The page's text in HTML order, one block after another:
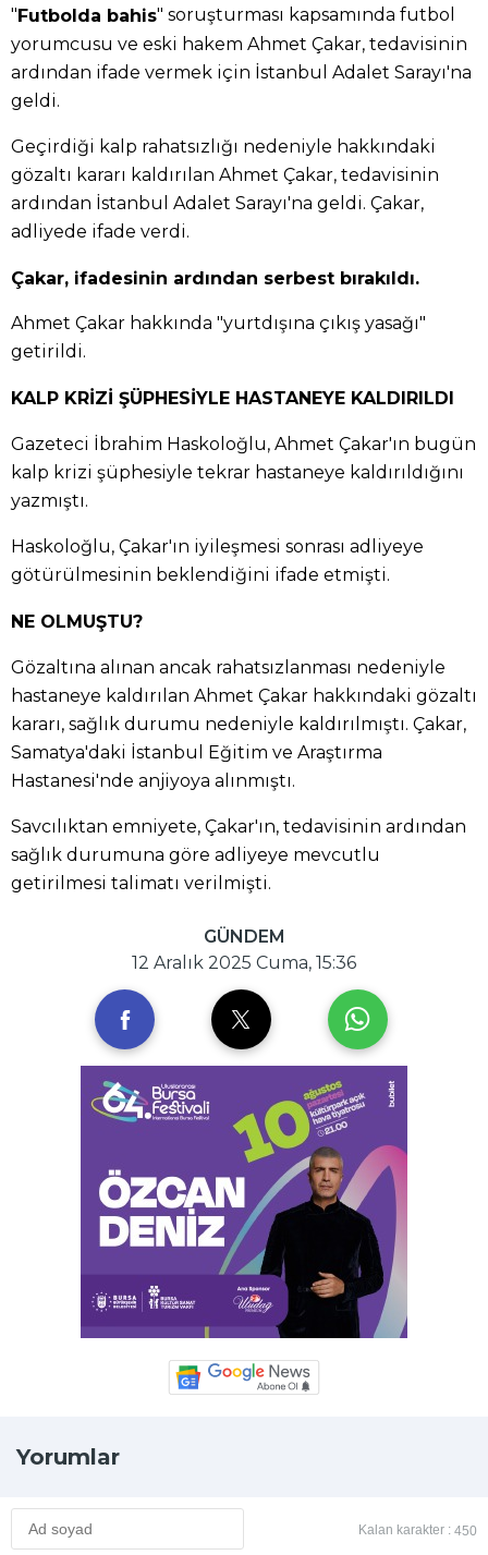
"Futbolda bahis" soruşturması kapsamında futbol
yorumcusu ve eski hakem Ahmet Çakar, tedavisinin
ardından ifade vermek için İstanbul Adalet Sarayı'na
geldi.
Geçirdiği kalp rahatsızlığı nedeniyle hakkındaki
gözaltı kararı kaldırılan Ahmet Çakar, tedavisinin
ardından İstanbul Adalet Sarayı'na geldi. Çakar,
adliyede ifade verdi.
Çakar, ifadesinin ardından serbest bırakıldı.
Ahmet Çakar hakkında "yurtdışına çıkış yasağı"
getirildi.
KALP KRİZİ ŞÜPHESİYLE HASTANEYE KALDIRILDI
Gazeteci İbrahim Haskoloğlu, Ahmet Çakar'ın bugün
kalp krizi şüphesiyle tekrar hastaneye kaldırıldığını
yazmıştı.
Haskoloğlu, Çakar'ın iyileşmesi sonrası adliyeye
götürülmesinin beklendiğini ifade etmişti.
NE OLMUŞTU?
Gözaltına alınan ancak rahatsızlanması nedeniyle
hastaneye kaldırılan Ahmet Çakar hakkındaki gözaltı
kararı, sağlık durumu nedeniyle kaldırılmıştı. Çakar,
Samatya'daki İstanbul Eğitim ve Araştırma
Hastanesi'nde anjiyoya alınmıştı.
Savcılıktan emniyete, Çakar'ın, tedavisinin ardından
sağlık durumuna göre adliyeye mevcutlu
getirilmesi talimatı verilmişti.
GÜNDEM
12 Aralık 2025 Cuma, 15:36
Yorumlar
Kalan karakter : 450